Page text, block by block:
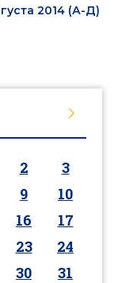
2014 (А-Д)
2
3
9
10
16
17
23
24
30 31